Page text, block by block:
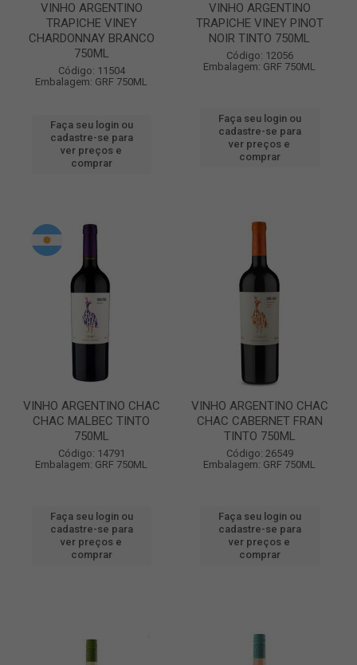
VINHO ARGENTINO
TRAPICHE VINEY
CHARDONNAY BRANCO
750ML
Código: 11504
Embalagem: GRF 750ML
Faça seu login ou
cadastre-se para
ver preços e
comprar
VINHO ARGENTINO
TRAPICHE VINEY PINOT
NOIR TINTO 750ML
Código: 12056
Embalagem: GRF 750ML
Faça seu login ou
cadastre-se para
ver preços e
comprar
VINHO ARGENTINO CHAC
CHAC MALBEC TINTO
750ML
Código: 14791
Embalagem: GRF 750ML
Faça seu login ou
cadastre-se para
ver preços e
comprar
VINHO ARGENTINO CHAC
CHAC CABERNET FRAN
TINTO 750ML
Código: 26549
Embalagem: GRF 750ML
Faça seu login ou
cadastre-se para
ver preços e
comprar